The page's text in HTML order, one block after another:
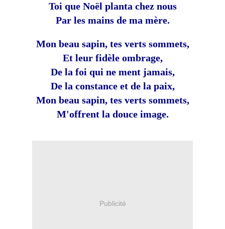
Toi que Noël planta chez nous
Par les mains de ma mère.
Mon beau sapin, tes verts sommets,
Et leur fidèle ombrage,
De la foi qui ne ment jamais,
De la constance et de la paix,
Mon beau sapin, tes verts sommets,
M'offrent la douce image.
Publicité